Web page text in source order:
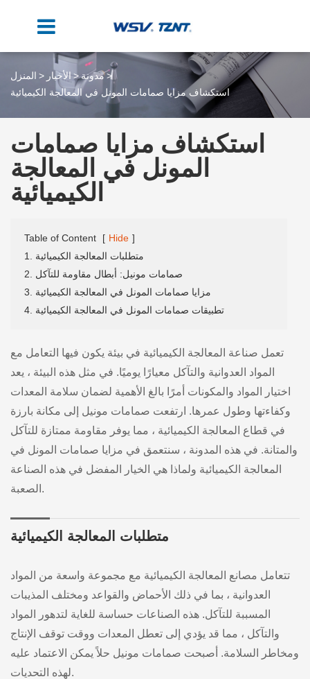
المنزل الأخبار
مدونة
استكشاف مزايا صمامات المونل في المعالجة الكيميائية
استكشاف مزايا صمامات
المونل في المعالجة
الكيميائية
Table of Content [ Hide ]
1. متطلبات المعالجة الكيميائية
2. صمامات مونيل: أبطال مقاومة للتآكل
3. مزايا صمامات المونل في المعالجة الكيميائية
4. تطبيقات صمامات المونل في المعالجة الكيميائية
تعمل صناعة المعالجة الكيميائية في بيئة يكون فيها التعامل مع
المواد العدوانية والتآكل معيارًا يوميًا. في مثل هذه البيئة ، يعد
اختيار المواد والمكونات أمرًا بالغ الأهمية لضمان سلامة المعدات
وكفاءتها وطول عمرها. ارتفعت صمامات مونيل إلى مكانة بارزة
في قطاع المعالجة الكيميائية ، مما يوفر مقاومة ممتازة للتآكل
والمتانة. في هذه المدونة ، سنتعمق في مزايا صمامات المونل في
المعالجة الكيميائية ولماذا هي الخيار المفضل في هذه الصناعة
الصعبة.
متطلبات المعالجة الكيميائية
تتعامل مصانع المعالجة الكيميائية مع مجموعة واسعة من المواد
العدوانية ، بما في ذلك الأحماض والقواعد ومختلف المذيبات
المسببة للتآكل. هذه الصناعات حساسة للغاية لتدهور المواد
والتآكل ، مما قد يؤدي إلى تعطل المعدات ووقت توقف الإنتاج
ومخاطر السلامة. أصبحت صمامات مونيل حلاً يمكن الاعتماد عليه
لهذه التحديات.